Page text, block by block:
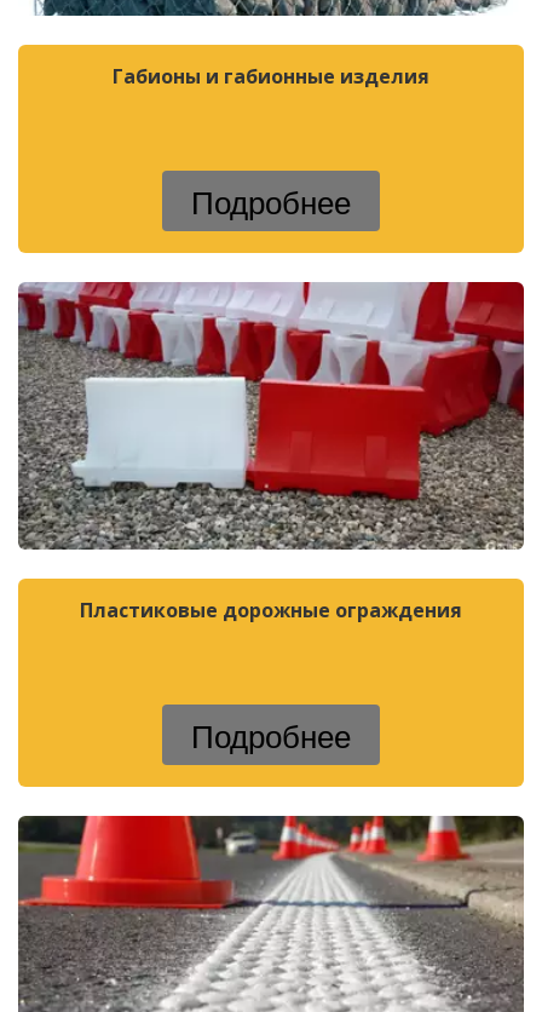
Габионы и габионные изделия
Подробнее
Пластиковые дорожные ограждения
Подробнее